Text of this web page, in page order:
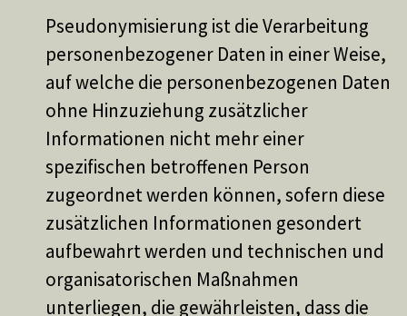
Pseudonymisierung ist die Verarbeitung
personenbezogener Daten in einer Weise,
auf welche die personenbezogenen Daten
ohne Hinzuziehung zusätzlicher
Informationen nicht mehr einer
spezifischen betroffenen Person
zugeordnet werden können, sofern diese
zusätzlichen Informationen gesondert
aufbewahrt werden und technischen und
organisatorischen Maßnahmen
unterliegen, die gewährleisten, dass die